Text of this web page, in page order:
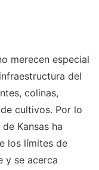
merecen especial
del
colinas,
cultivos. Por lo
Kansas ha
los límites de
y se acerca